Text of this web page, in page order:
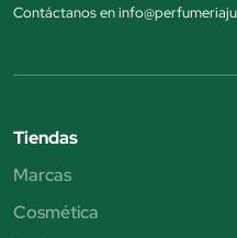
Contáctanos en
Tiendas
Marcas
Cosmética